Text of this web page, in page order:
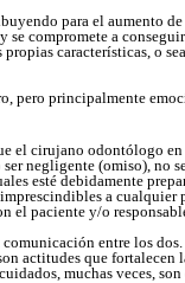
para el aumento
compromete a
características, o
pero principalmente
el cirujano odontólogo
negligente (omiso), no
esté debidamente
imprescindibles a
el paciente y/o
entre los
actitudes que fortalecen
muchas veces,